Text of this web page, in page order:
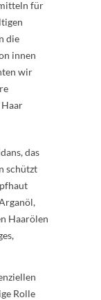
für
die
innen
wir
das
schützt
Haarölen
Rolle